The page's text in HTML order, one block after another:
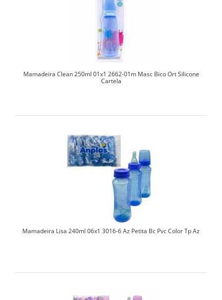
Mamadeira Clean 250ml 01x1 2662-01m Masc Bico Ort Silicone
Cartela
Mamadeira Lisa 240ml 06x1 3016-6 Az Petita Bc Pvc Color Tp Az